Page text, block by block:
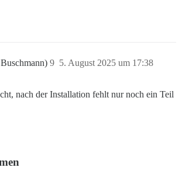
5. August 2025 um 17:38
9
nach der Installation fehlt nur noch ein Teil